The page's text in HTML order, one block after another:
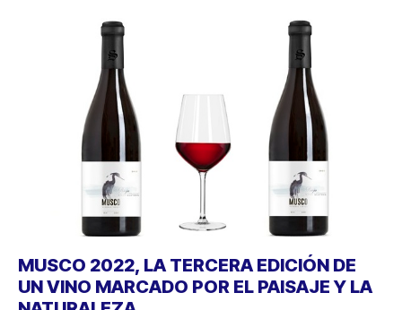
MUSCO 2022, LA TERCERA EDICIÓN DE
UN VINO MARCADO POR EL PAISAJE Y LA